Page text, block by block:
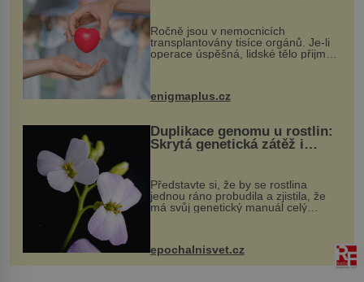
Ročně jsou v nemocnicích
transplantovány tisíce orgánů. Je-li
operace úspěšná, lidské tělo přijme
enigmaplus.cz
Duplikace genomu u rostlin:
Skrytá genetická zátěž i
Představte si, že by se rostlina
jednou ráno probudila a zjistila, že
má svůj genetický manuál celý
vstupenka...
epochalnisvet.cz